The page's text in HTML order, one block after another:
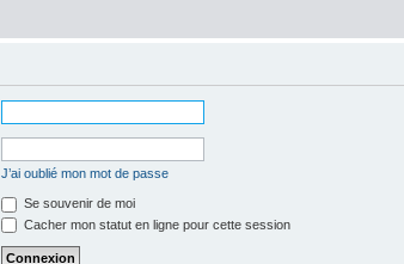
J’ai oublié mon mot de passe
Se souvenir de moi
Cacher mon statut en ligne pour cette session